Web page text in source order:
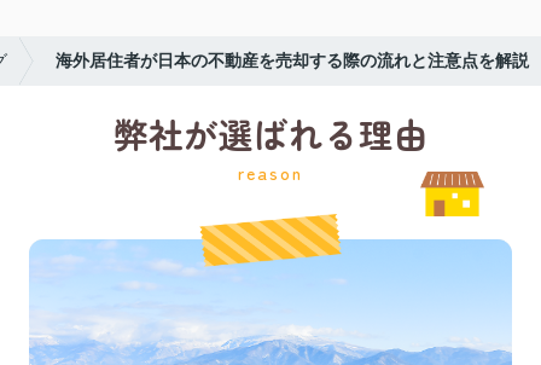
海外居住者が日本の不動産を売却する際の流れと注意点を解説
弊社が選ばれる理由
reason